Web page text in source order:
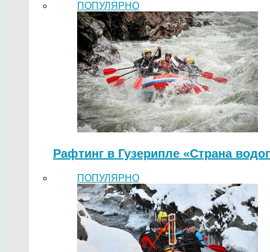
ПОПУЛЯРНО
Рафтинг в Гузерипле «Страна
ПОПУЛЯРНО